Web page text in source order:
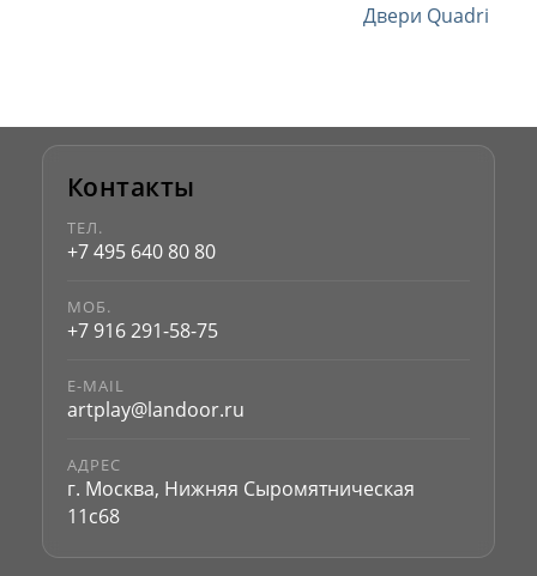
Двери Quadri
Контакты
ТЕЛ.
+7 495 640 80 80
МОБ.
+7 916 291-58-75
E-MAIL
artplay@landoor.ru
АДРЕС
г. Москва, Нижняя Сыромятническая
11с68